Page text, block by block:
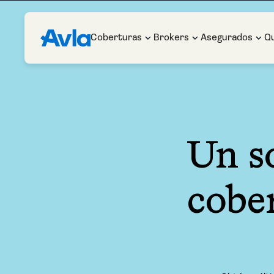
Coberturas Brokers Asegurados
Un